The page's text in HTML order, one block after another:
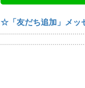
☆「友だち追加」メッ